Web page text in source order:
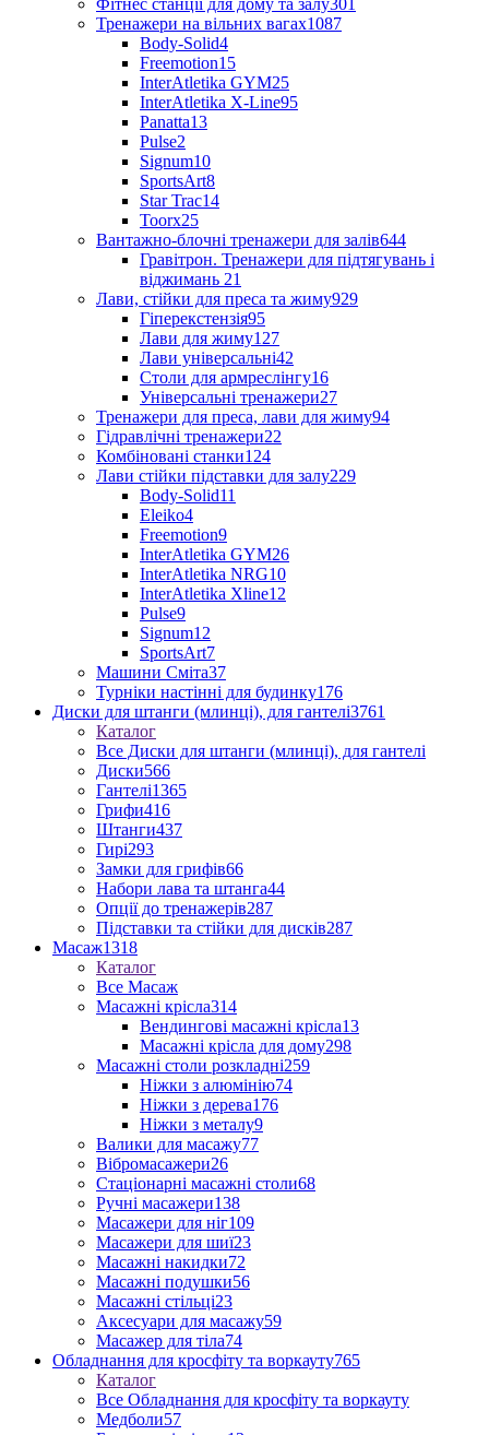
Фітнес станції для дому та залу301
Тренажери на вільних вагах1087
Body-Solid4
Freemotion15
InterAtletika GYM25
InterAtletika X-Line95
Panatta13
Pulse2
Signum10
SportsArt8
Star Trac14
Toorx25
Вантажно-блочні тренажери для залів644
Гравітрон. Тренажери для підтягувань і
віджимань 21
Лави, стійки для преса та жиму929
Гіперекстензія95
Лави для жиму127
Лави універсальні42
Столи для армреслінгу16
Універсальні тренажери27
Тренажери для преса, лави для жиму94
Гідравлічні тренажери22
Комбіновані станки124
Лави стійки підставки для залу229
Body-Solid11
Eleiko4
Freemotion9
InterAtletika GYM26
InterAtletika NRG10
InterAtletika Xline12
Pulse9
Signum12
SportsArt7
Машини Сміта37
Турніки настінні для будинку176
Диски для штанги (млинці), для гантелі3761
Каталог
Все Диски для штанги (млинці), для гантелі
Диски566
Гантелі1365
Грифи416
Штанги437
Гирі293
Замки для грифів66
Набори лава та штанга44
Опції до тренажерів287
Підставки та стійки для дисків287
Масаж1318
Каталог
Все Масаж
Масажні крісла314
Вендингові масажні крісла13
Масажні крісла для дому298
Масажні столи розкладні259
Ніжки з алюмінію74
Ніжки з дерева176
Ніжки з металу9
Валики для масажу77
Вібромасажери26
Стаціонарні масажні столи68
Ручні масажери138
Масажери для ніг109
Масажери для шиї23
Масажні накидки72
Масажні подушки56
Масажні стільці23
Аксесуари для масажу59
Масажер для тіла74
Обладнання для кросфіту та воркауту765
Каталог
Все Обладнання для кросфіту та воркауту
Медболи57